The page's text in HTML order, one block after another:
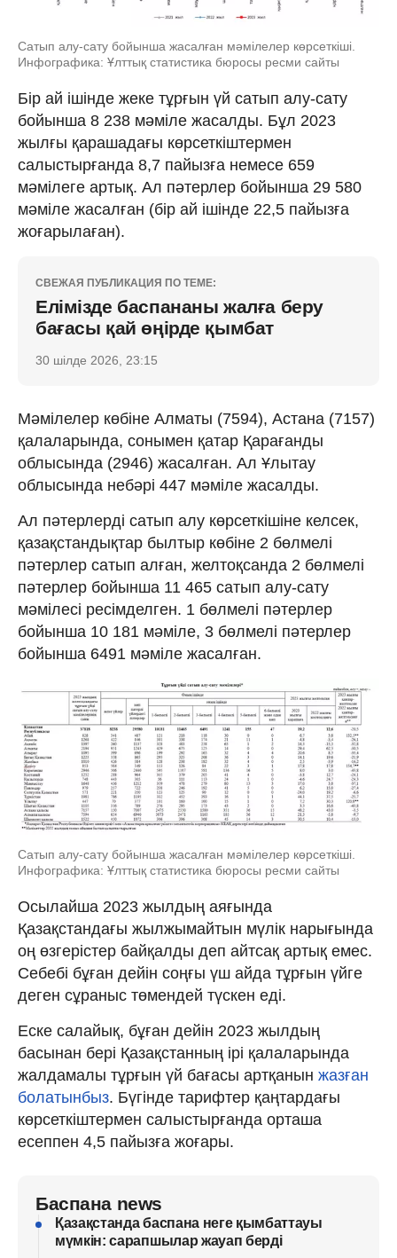
Сатып алу-сату бойынша жасалған мәмілелер көрсеткіші.
Инфографика: Ұлттық статистика бюросы ресми сайты
Бір ай ішінде жеке тұрғын үй сатып алу-сату
бойынша 8 238 мәміле жасалды. Бұл 2023
жылғы қарашадағы көрсеткіштермен
салыстырғанда 8,7 пайызға немесе 659
мәмілеге артық. Ал пәтерлер бойынша 29 580
мәміле жасалған (бір ай ішінде 22,5 пайызға
жоғарылаған).
СВЕЖАЯ ПУБЛИКАЦИЯ ПО ТЕМЕ:
Елімізде баспананы жалға беру
бағасы қай өңірде қымбат
30 шілде 2026, 23:15
Мәмілелер көбіне Алматы (7594), Астана (7157)
қалаларында, сонымен қатар Қарағанды
облысында (2946) жасалған. Ал Ұлытау
облысында небәрі 447 мәміле жасалды.
Ал пәтерлерді сатып алу көрсеткішіне келсек,
қазақстандықтар былтыр көбіне 2 бөлмелі
пәтерлер сатып алған, желтоқсанда 2 бөлмелі
пәтерлер бойынша 11 465 сатып алу-сату
мәмілесі ресімделген. 1 бөлмелі пәтерлер
бойынша 10 181 мәміле, 3 бөлмелі пәтерлер
бойынша 6491 мәміле жасалған.
Сатып алу-сату бойынша жасалған мәмілелер көрсеткіші.
Инфографика: Ұлттық статистика бюросы ресми сайты
Осылайша 2023 жылдың аяғында
Қазақстандағы жылжымайтын мүлік нарығында
оң өзгерістер байқалды деп айтсақ артық емес.
Себебі бұған дейін соңғы үш айда тұрғын үйге
деген сұраныс төмендей түскен еді.
Еске салайық, бұған дейін 2023 жылдың
басынан бері Қазақстанның ірі қалаларында
жалдамалы тұрғын үй бағасы артқанын жазған
болатынбыз. Бүгінде тарифтер қаңтардағы
көрсеткіштермен салыстырғанда орташа
есеппен 4,5 пайызға жоғары.
Баспана news
Қазақстанда баспана неге қымбаттауы
мүмкін: сарапшылар жауап берді